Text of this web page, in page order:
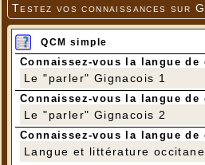
Testez vos connaissances sur
QCM simple
Connaissez-vous la langue de
Le "parler" Gignacois 1
Connaissez-vous la langue de
Le "parler" Gignacois 2
Connaissez-vous la langue de
Langue et littérature